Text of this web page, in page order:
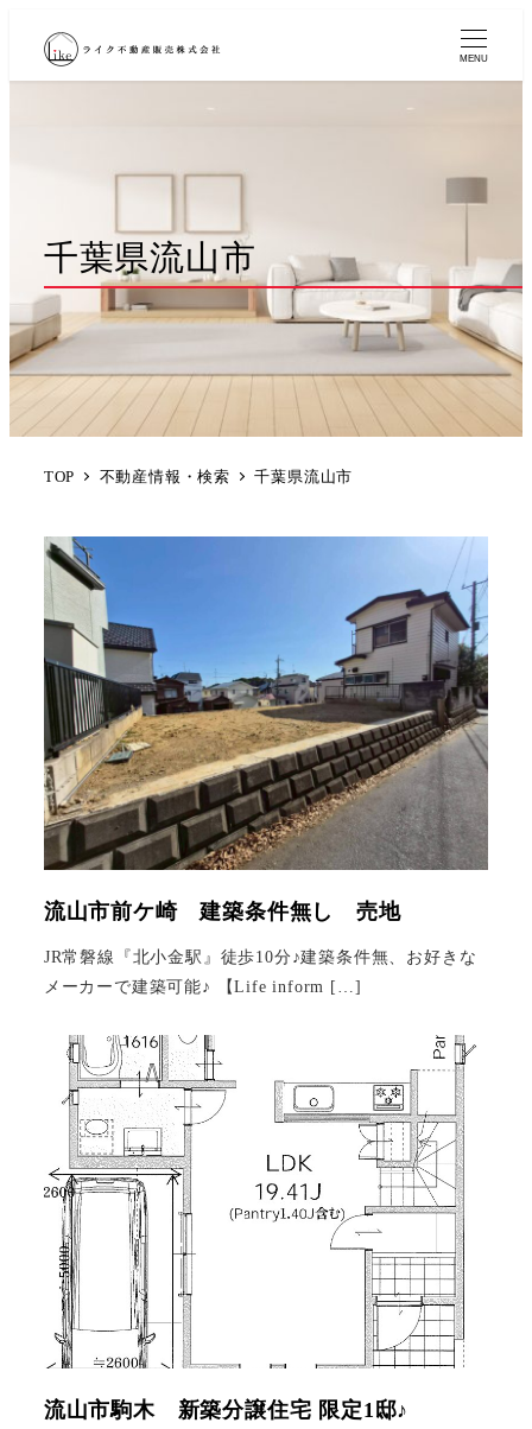
MENU
千葉県流山市
TOP 不動産情報・検索 千葉県流山市
流山市前ケ崎 建築条件無し 売地
JR常磐線『北小金駅』徒歩10分♪建築条件無、お好きな
メーカーで建築可能♪ 【Life inform […]
流山市駒木 新築分譲住宅 限定1邸♪